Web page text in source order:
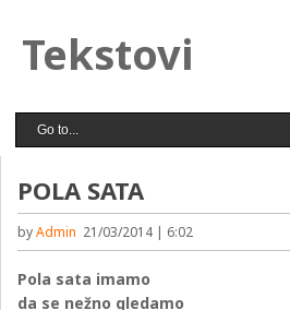
Tekstovi
POLA SATA
byAdmin 21/03/2014 | 6:02
Pola sata imamo
da se nežno gledamo